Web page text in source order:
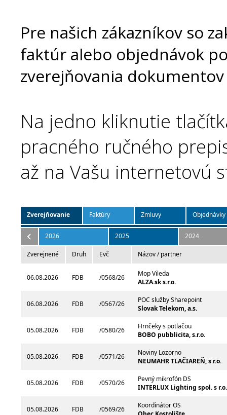
Pre našich zákazníkov so
faktúr alebo objednávok
zverejňovania
Na jedno kliknutie
pracného ručného
až na Vašu internetovú